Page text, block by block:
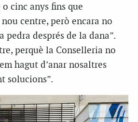
cinc anys fins que
centre, però encara no
pedra després de la dana”.
perquè la Conselleria no
hagut d’anar nosaltres
solucions”.